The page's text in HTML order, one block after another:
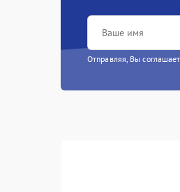
Отправляя, Вы